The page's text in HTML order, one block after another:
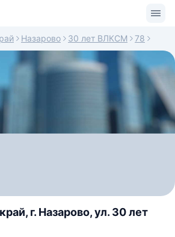
Назарово 30 лет ВЛКСМ 78
г. Назарово, ул. 30 лет